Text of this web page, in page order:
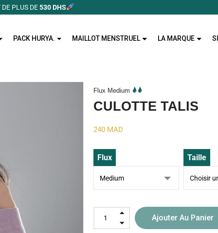
PLUS DE530 DHS
PACK HURYA. MAILLOT MENSTRUEL LA MARQUE
Flux Medium
CULOTTE TALIS
240 MAD
Flux Taille
Ajouter Au Panier